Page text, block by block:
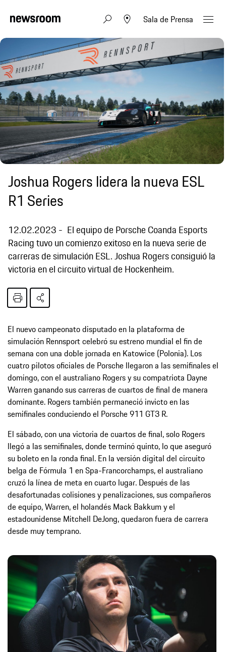
Sala de Prensa
Joshua Rogers lidera la nueva ESL
R1 Series
12.02.2023
El equipo de Porsche Coanda Esports
Racing tuvo un comienzo exitoso en la nueva serie de
carreras de simulación ESL. Joshua Rogers consiguió la
victoria en el circuito virtual de Hockenheim.
El nuevo campeonato disputado en la plataforma de
simulación Rennsport celebró su estreno mundial el fin de
semana con una doble jornada en Katowice (Polonia). Los
cuatro pilotos oficiales de Porsche llegaron a las semifinales el
domingo, con el australiano Rogers y su compatriota Dayne
Warren ganando sus carreras de cuartos de final de manera
dominante. Rogers también permaneció invicto en las
semifinales conduciendo el Porsche 911 GT3 R.
El sábado, con una victoria de cuartos de final, solo Rogers
llegó a las semifinales, donde terminó quinto, lo que aseguró
su boleto en la ronda final. En la versión digital del circuito
belga de Fórmula 1 en Spa-Francorchamps, el australiano
cruzó la línea de meta en cuarto lugar. Después de las
desafortunadas colisiones y penalizaciones, sus compañeros
de equipo, Warren, el holandés Mack Bakkum y el
estadounidense Mitchell DeJong, quedaron fuera de carrera
desde muy temprano.